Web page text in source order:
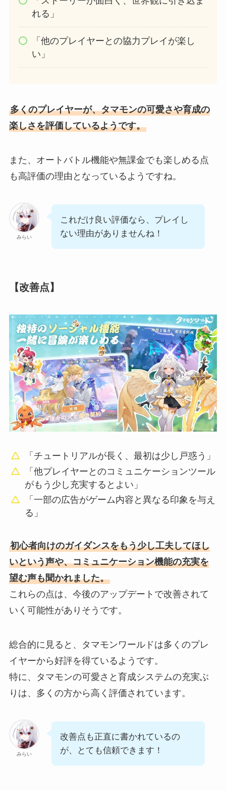
れる」
「他のプレイヤーとの協力プレイが楽し
い」
多くのプレイヤーが、タマモンの可愛さや育成の
楽しさを評価しているようです。
また、オートバトル機能や無課金でも楽しめる点
も高評価の理由となっているようですね。
みらい
これだけ良い評価なら、プレイし
ない理由がありませんね！
【改善点】
「チュートリアルが長く、最初は少し戸惑う」
「他プレイヤーとのコミュニケーションツール
がもう少し充実するとよい」
「一部の広告がゲーム内容と異なる印象を与え
る」
初心者向けのガイダンスをもう少し工夫してほし
いという声や、コミュニケーション機能の充実を
望む声も聞かれました。
これらの点は、今後のアップデートで改善されて
いく可能性がありそうです。
総合的に見ると、タマモンワールドは多くのプレ
イヤーから好評を得ているようです。
特に、タマモンの可愛さと育成システムの充実ぶ
りは、多くの方から高く評価されています。
みらい
改善点も正直に書かれているの
が、とても信頼できます！